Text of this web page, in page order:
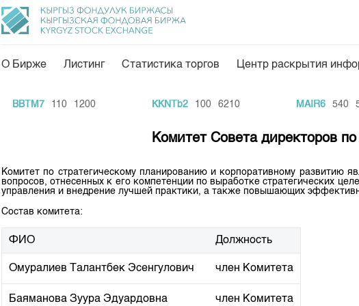
Руководство
Внутренний аудитор
Комитеты
Участники торгов
Наши партнеры
Cтратегия развития
Центр раскрытия
Тарифы
Финансовый рынок KG
Пресс-клуб
25 лет ЗАО КФБ
О Бирже Листинг Статистика торгов Центр раскрытия
BBTM7 110 1200 KKNTb2 100 6210 MAIR6 540
Комитет Совета директоров
Комитет по стратегическому планированию и корпоративному развитию
вопросов, отнесенных к его компетенции по выработке стратегических
управления и внедрение лучшей практики, а также повышающих
Состав комитета:
ФИО Должность
Омуралиев Талантбек Эсенгулович член Комитета
Баяманова Зуура Эдуардовна член Комитета